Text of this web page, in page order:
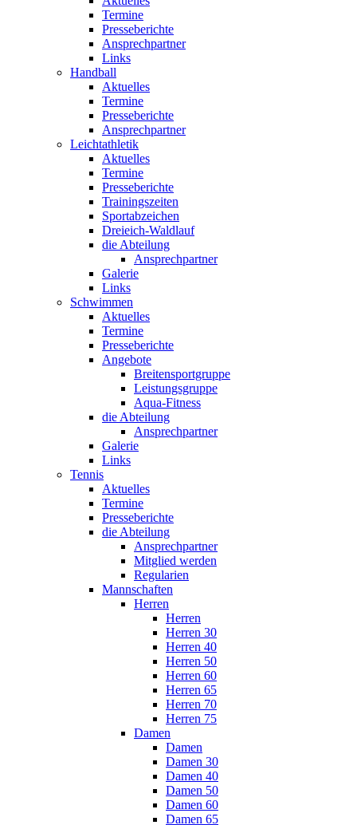
Termine
Presseberichte
Ansprechpartner
Links
Handball
Aktuelles
Termine
Presseberichte
Ansprechpartner
Leichtathletik
Aktuelles
Termine
Presseberichte
Trainingszeiten
Sportabzeichen
Dreieich-Waldlauf
die Abteilung
Ansprechpartner
Galerie
Links
Schwimmen
Aktuelles
Termine
Presseberichte
Angebote
Breitensportgruppe
Leistungsgruppe
Aqua-Fitness
die Abteilung
Ansprechpartner
Galerie
Links
Tennis
Aktuelles
Termine
Presseberichte
die Abteilung
Ansprechpartner
Mitglied werden
Regularien
Mannschaften
Herren
Herren
Herren 30
Herren 40
Herren 50
Herren 60
Herren 65
Herren 70
Herren 75
Damen
Damen
Damen 30
Damen 40
Damen 50
Damen 60
Damen 65